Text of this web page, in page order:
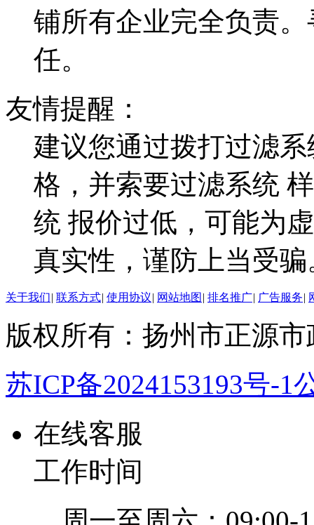
铺所有企业完全负责
任。
友情提醒：
建议您通过拨打过滤
格，并索要过滤系统
统 报价过低，可能为
真实性，谨防上当受骗
关于我们| 联系方式| 使用协议| 网站地图 | 排名推广| 广告服务|
版权所有：扬州市正源
苏ICP备2024153193号-1
在线客服
工作时间